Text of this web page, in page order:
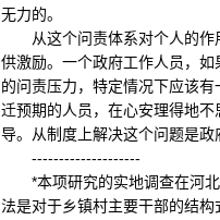
无力的。
从这个问责体系对个人的作
供激励。一个政府工作人员，
的问责压力，特定情况下应该
迁预期的人员，在心安理得地
导。从制度上解决这个问题是政
--------------------
*本项研究的实地调查在河北
法是对于乡镇村主要干部的结